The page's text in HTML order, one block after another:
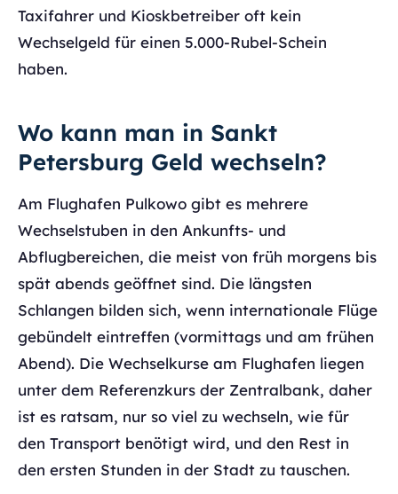
Taxifahrer und Kioskbetreiber oft kein
Wechselgeld für einen 5.000-Rubel-Schein
haben.
Wo kann man in Sankt
Petersburg Geld wechseln?
Am Flughafen Pulkowo gibt es mehrere
Wechselstuben in den Ankunfts- und
Abflugbereichen, die meist von früh morgens bis
spät abends geöffnet sind. Die längsten
Schlangen bilden sich, wenn internationale Flüge
gebündelt eintreffen (vormittags und am frühen
Abend). Die Wechselkurse am Flughafen liegen
unter dem Referenzkurs der Zentralbank, daher
ist es ratsam, nur so viel zu wechseln, wie für
den Transport benötigt wird, und den Rest in
den ersten Stunden in der Stadt zu tauschen.